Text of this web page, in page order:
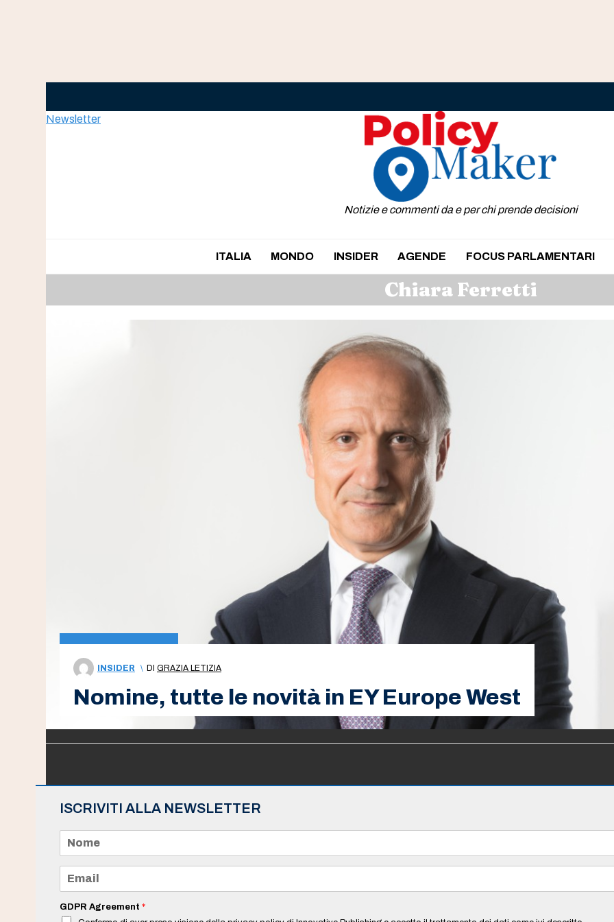
Newsletter
Notizie e commenti da e per chi prende decisioni
ITALIA MONDO INSIDER AGENDE FOCUS PARLAMENTARI
Chiara Ferretti
INSIDER \ DI GRAZIA LETIZIA
Nomine, tutte le novità in EY Europe West
ISCRIVITI ALLA NEWSLETTER
m
e
a
iGDPR Agreement *